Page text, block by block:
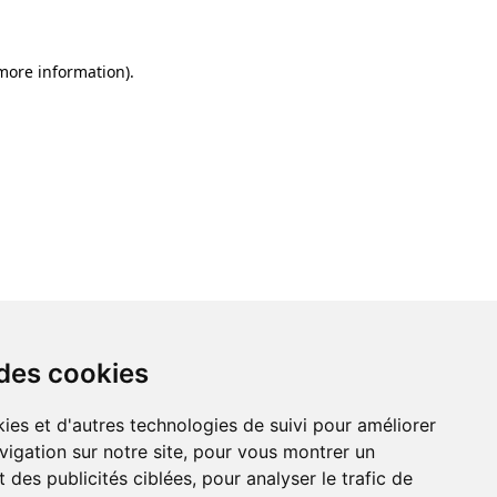
cookies
et d'autres technologies de suivi pour améliorer
sur notre site, pour vous montrer un
des publicités ciblées, pour analyser le trafic de
information).